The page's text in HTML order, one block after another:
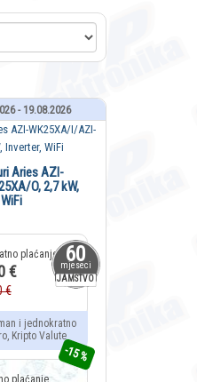
- 19.08.2026
60
mjeseci
JAMSTVO
Aries AZI-
O, 2,7 kW,
€
€
i jednokratno
Kripto Valute
-15 %